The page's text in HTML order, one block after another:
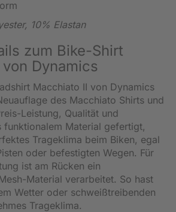
10% Elastan
zum Bike-Shirt
Dynamics
Macchiato II von Dynamics
des Macchiato Shirts und
Leistung, Qualität und
funktionalem Material gefertigt,
Trageklima beim Biken, egal
oder befestigten Wegen. Für
ist am Rücken ein
Material verarbeitet. So hast
Wetter oder schweißtreibenden
Trageklima.